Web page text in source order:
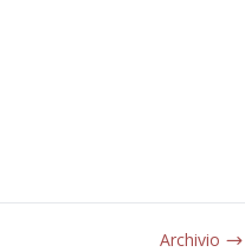
Archivio